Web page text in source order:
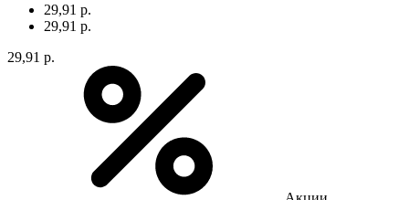
29,91 р.
29,91 р.
29,91 р.